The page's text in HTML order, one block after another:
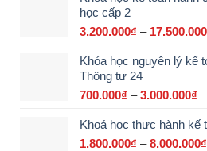
học cấp 2
3.200.000₫ – 17.500.000
Khóa học nguyên lý kế
Thông tư 24
700.000₫ – 3.000.000₫
Khoá học thực hành kế
1.800.000₫ – 8.000.000₫